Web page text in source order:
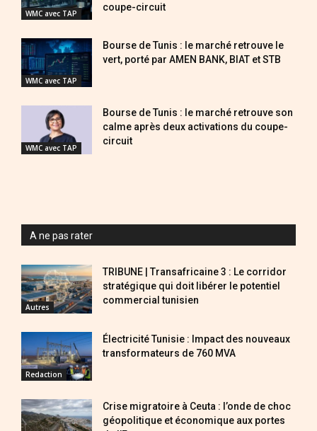
WMC avec TAP
coupe-circuit
WMC avec TAP
Bourse de Tunis : le marché retrouve le
vert, porté par AMEN BANK, BIAT et STB
WMC avec TAP
Bourse de Tunis : le marché retrouve son
calme après deux activations du coupe-
circuit
A ne pas rater
Autres
TRIBUNE | Transafricaine 3 : Le corridor
stratégique qui doit libérer le potentiel
commercial tunisien
Redaction
Électricité Tunisie : Impact des nouveaux
transformateurs de 760 MVA
Crise migratoire à Ceuta : l’onde de choc
géopolitique et économique aux portes